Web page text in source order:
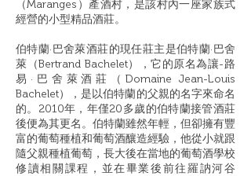
（Maranges）產酒村，是該村內一座家族式
經營的小型精品酒莊。
伯特蘭·巴舍萊酒莊的現任莊主是伯特蘭·巴舍
萊（Bertrand Bachelet），它的原名為讓-路
易·巴舍萊酒莊（Domaine Jean-Louis
Bachelet），是以伯特蘭的父親的名字來命名
的。2010年，年僅20多歲的伯特蘭接管酒莊
後便為其更名。伯特蘭雖然年輕，但卻擁有豐
富的葡萄種植和葡萄酒釀造經驗，他從小就跟
隨父親種植葡萄，長大後在當地的葡萄酒學校
修讀相關課程，並在畢業後前往羅訥河谷